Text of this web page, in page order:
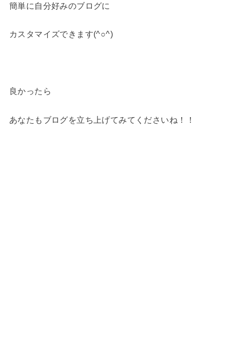
簡単に自分好みのブログに
カスタマイズできます(^○^)
良かったら
あなたもブログを立ち上げてみてくださいね！！